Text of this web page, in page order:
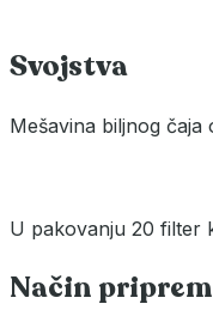
Svojstva
Mešavina biljnog čaja
U pakovanju 20 filter
Način